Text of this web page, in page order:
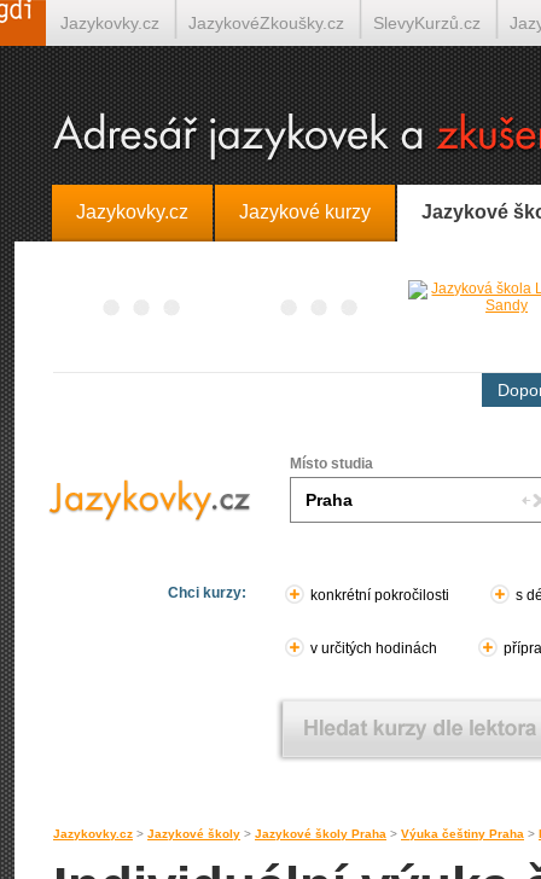
Jazykovky.cz Jazykové kurzy Jazykové
Místo studia
Chci kurzy: konkrétní pokročilosti s
v určitých hodinách
Jazykovky.cz > Jazykové školy > Jazykové školy Praha > Výuka češtiny Praha >
Jazykovky.cz JazykovéZkoušky.cz SlevyKurzů.cz
Španělština on-line Italština on-line Tlumočení-